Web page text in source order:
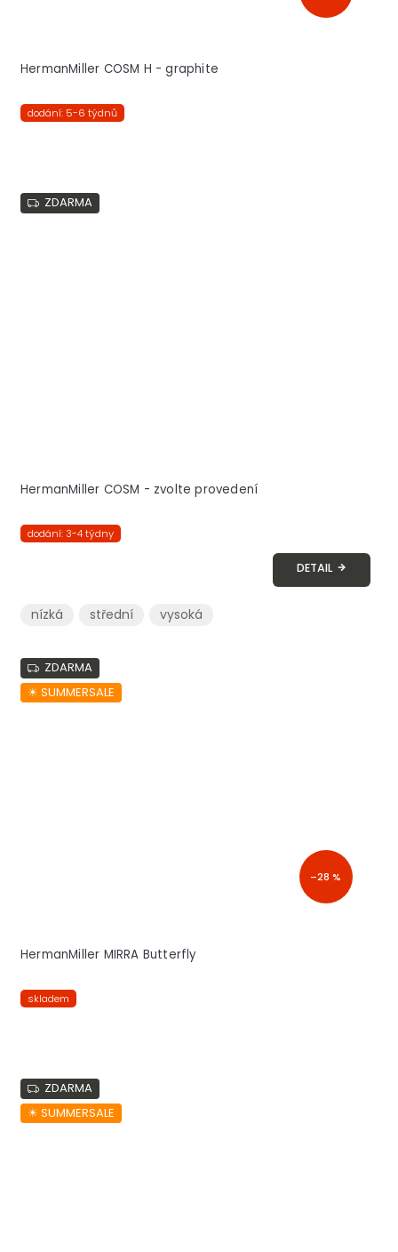
HermanMiller COSM H - graphite
dodání: 5-6 týdnů
ZDARMA
HermanMiller COSM - zvolte provedení
dodání: 3-4 týdny
DETAIL
nízká střední vysoká
ZDARMA
☀︎ SUMMERSALE
–28 %
HermanMiller MIRRA Butterfly
skladem
ZDARMA
☀︎ SUMMERSALE